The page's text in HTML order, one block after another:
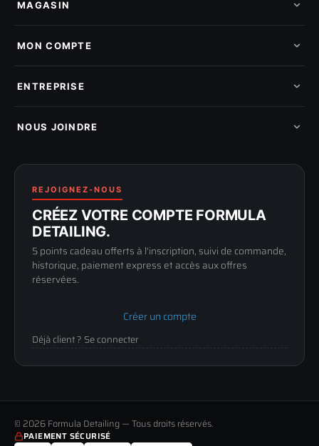
MAGASIN
Nos marques
Pads de polissage
Pièces détachées
MON COMPTE
Mes tickets SAV
Mon parrainage
Programme fidelite
ENTREPRISE
Compte pro
Politique de retour
Conditions générales
Mentions légales
Confidentialité
NOUS JOINDRE
89100 SENS
03 73 61 02 02
Lun-Ven
9h-12h / 14h-17h
REJOIGNEZ-NOUS
CRÉEZ VOTRE COMPTE FORMULA
DETAILING.
5 points cadeau offerts à l'inscription, suivi de commande,
historique, paiement express et accès aux offres
réservées.
Créer un compte
Déjà client ? Se connecter
PAIEMENT SÉCURISÉ
© 2026 Formula Detailing — Tous droits réservés.